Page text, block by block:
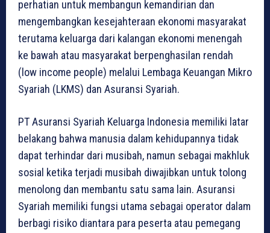
perhatian untuk membangun kemandirian dan
mengembangkan kesejahteraan ekonomi masyarakat
terutama keluarga dari kalangan ekonomi menengah
ke bawah atau masyarakat berpenghasilan rendah
(low income people) melalui Lembaga Keuangan Mikro
Syariah (LKMS) dan Asuransi Syariah.
PT Asuransi Syariah Keluarga Indonesia memiliki latar
belakang bahwa manusia dalam kehidupannya tidak
dapat terhindar dari musibah, namun sebagai makhluk
sosial ketika terjadi musibah diwajibkan untuk tolong
menolong dan membantu satu sama lain. Asuransi
Syariah memiliki fungsi utama sebagai operator dalam
berbagi risiko diantara para peserta atau pemegang